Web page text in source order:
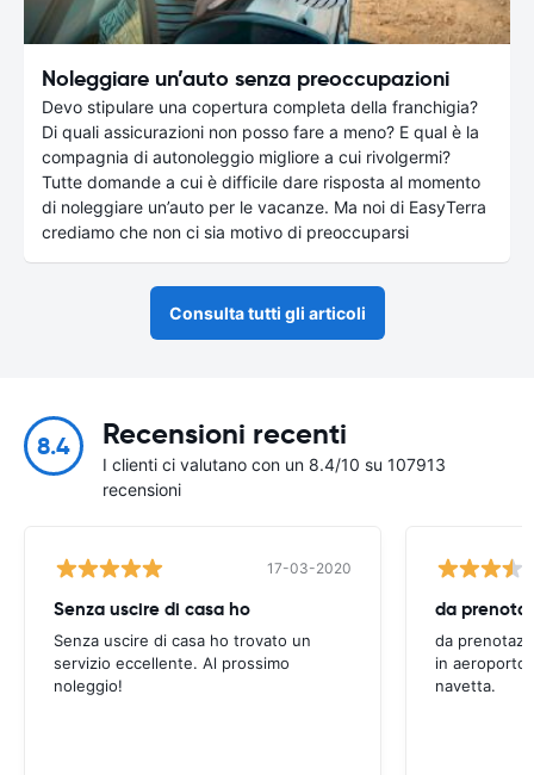
Noleggiare un’auto senza preoccupazioni
Devo stipulare una copertura completa della franchigia?
Di quali assicurazioni non posso fare a meno? E qual è la
compagnia di autonoleggio migliore a cui rivolgermi?
Tutte domande a cui è difficile dare risposta al momento
di noleggiare un’auto per le vacanze. Ma noi di EasyTerra
crediamo che non ci sia motivo di preoccuparsi
Consulta tutti gli articoli
8.4 Recensioni recenti
I clienti ci valutano con un 8.4/10 su 107913
recensioni
17-03-2020
Senza uscire di casa ho
Senza uscire di casa ho trovato un
servizio eccellente. Al prossimo
noleggio!
da
in aeroporto
navetta.